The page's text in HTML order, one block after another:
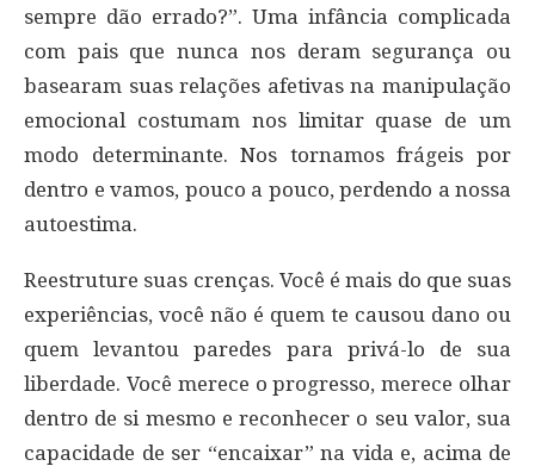
sempre dão errado?”. Uma infância complicada
com pais que nunca nos deram segurança ou
basearam suas relações afetivas na manipulação
emocional costumam nos limitar quase de um
modo determinante. Nos tornamos frágeis por
dentro e vamos, pouco a pouco, perdendo a nossa
autoestima.
Reestruture suas crenças. Você é mais do que suas
experiências, você não é quem te causou dano ou
quem levantou paredes para privá-lo de sua
liberdade. Você merece o progresso, merece olhar
dentro de si mesmo e reconhecer o seu valor, sua
capacidade de ser “encaixar” na vida e, acima de